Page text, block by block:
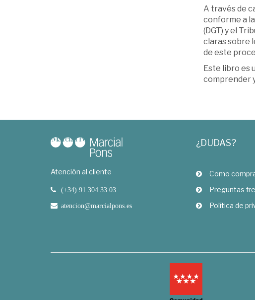
A través de
conforme a
(DGT) y el
claras sobre
de este
Este libro es
comprender
Atención al cliente
(+34) 91 304 33 03
atencion@marcialpons.es
¿DUDAS?
Como
Preguntas
Política de